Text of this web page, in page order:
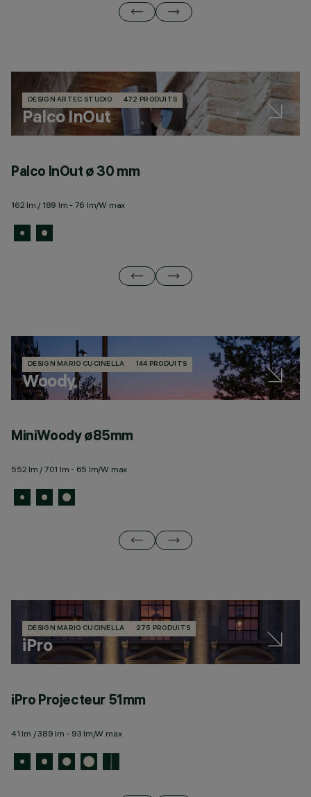
DESIGN ARTEC STUDIO 472 PRODUITS
Palco InOut
Palco InOut ø 30 mm
162 lm / 189 lm - 76 lm/W max
DESIGN MARIO CUCINELLA 144 PRODUITS
Woody
MiniWoody ø85mm
552 lm / 701 lm - 65 lm/W max
DESIGN MARIO CUCINELLA 275 PRODUITS
iPro
iPro Projecteur 51mm
41 lm / 389 lm - 93 lm/W max